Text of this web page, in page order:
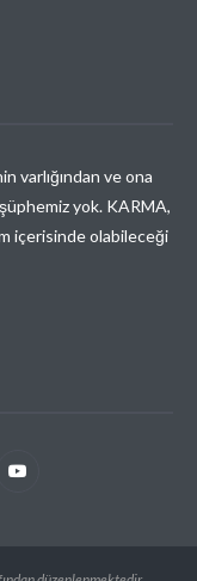
varlığından ve ona
yok. KARMA,
içerisinde olabileceği